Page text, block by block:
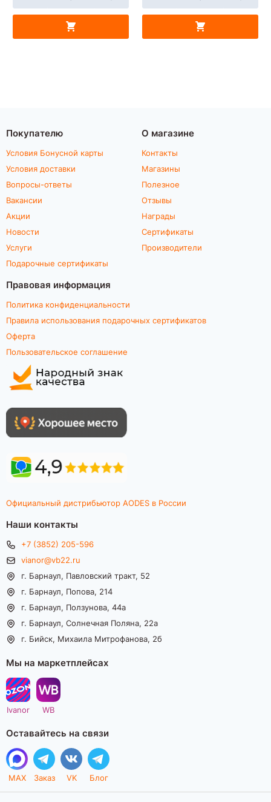
Покупателю
Условия Бонусной карты
Условия доставки
Вопросы-ответы
Вакансии
Акции
Новости
Услуги
Подарочные сертификаты
О магазине
Контакты
Магазины
Полезное
Отзывы
Награды
Сертификаты
Производители
Правовая информация
Политика конфиденциальности
Правила использования подарочных сертификатов
Оферта
Пользовательское соглашение
Официальный дистрибьютор AODES в России
Наши контакты
+7 (3852) 205-596
vianor@vb22.ru
г. Барнаул, Павловский тракт, 52
г. Барнаул, Попова, 214
г. Барнаул, Ползунова, 44а
г. Барнаул, Солнечная Поляна, 22а
г. Бийск, Михаила Митрофанова, 2б
Мы на маркетплейсах
Ivanor WB
Оставайтесь на связи
MAX Заказ VK Блог